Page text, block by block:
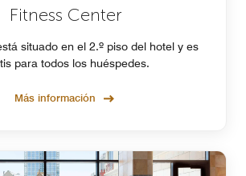
Fitness Center
situado en el 2.º piso del hotel y es
para todos los huéspedes.
Más información